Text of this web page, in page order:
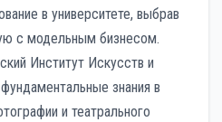
в университете, выбрав
с модельным бизнесом.
Институт Искусств и
знания в
и театрального